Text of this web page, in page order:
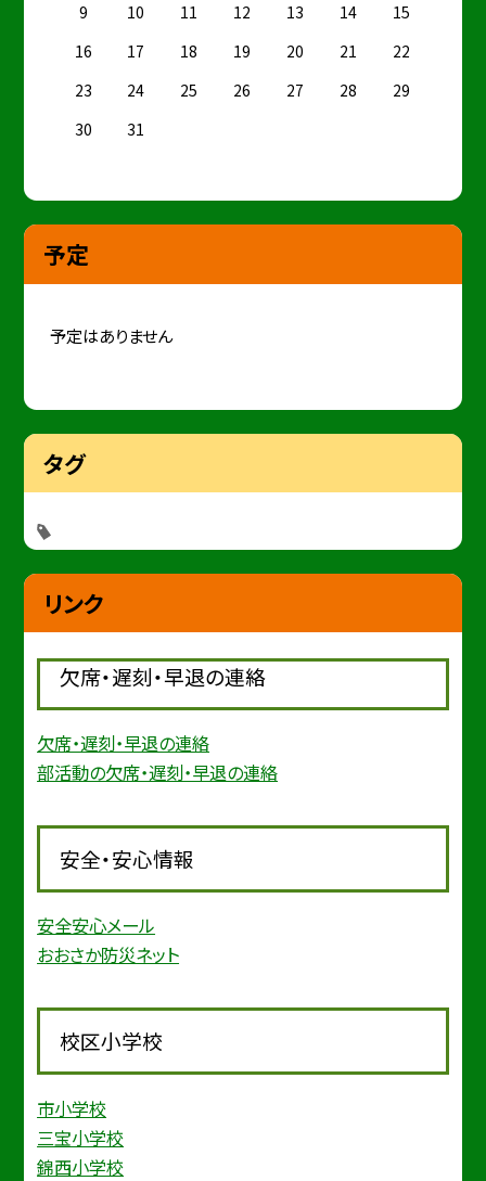
9
10 11 12 13 14
15
16
17 18 19 20 21
22
23
24 25 26 27 28
29
30
31
予定
予定はありません
タグ
リンク
欠席・遅刻・早退の連絡
欠席・遅刻・早退の連絡
部活動の欠席・遅刻・早退の連絡
安全・安心情報
安全安心メール
おおさか防災ネット
校区小学校
市小学校
三宝小学校
錦西小学校